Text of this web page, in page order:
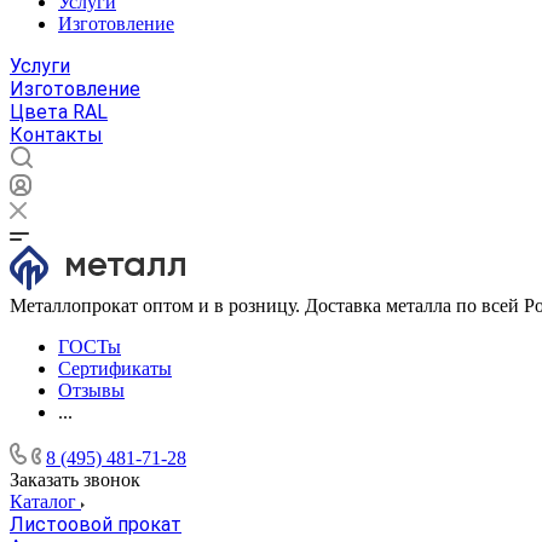
Изготовление
Услуги
Изготовление
Цвета RAL
Контакты
Металлопрокат оптом и в розницу. Доставка металла по всей
ГОСТы
Сертификаты
Отзывы
...
8 (495) 481-71-28
Заказать звонок
Каталог
Листоовой прокат